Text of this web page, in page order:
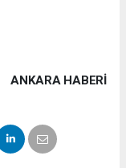
ANKARA HABERİ